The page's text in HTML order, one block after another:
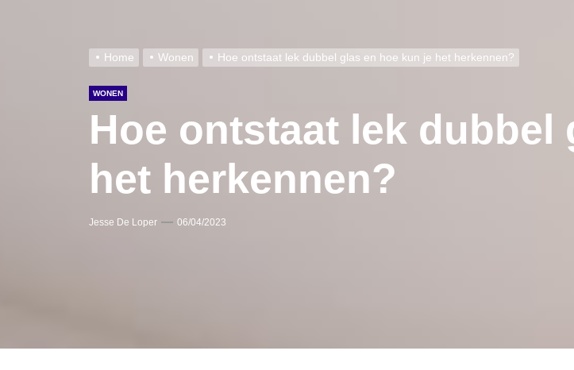
Home Wonen Hoe ontstaat lek dubbel glas en hoe kun je het herkennen?
WONEN
Hoe ontstaat lek dubbel
het herkennen?
Jesse De Loper 06/04/2023